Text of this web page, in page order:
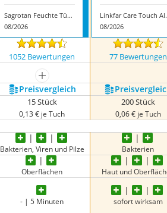
Sagrotan Feuchte Tücher
08/2026
Linkfar
08/2026
1052 Bewertungen 77 Bewertungen
mehr anzeigen
Preis­vergleich
15 Stück
0,13 € je Tuch
200 Stück
0,06 € je Tuch
Bakterien, Viren und Pilze Bakterien
Oberflächen Haut und
- | 5 Minuten sofort wirksam